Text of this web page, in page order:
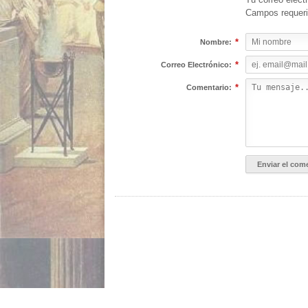
Campos
Nombre: *
Correo Electrónico: *
Comentario: *